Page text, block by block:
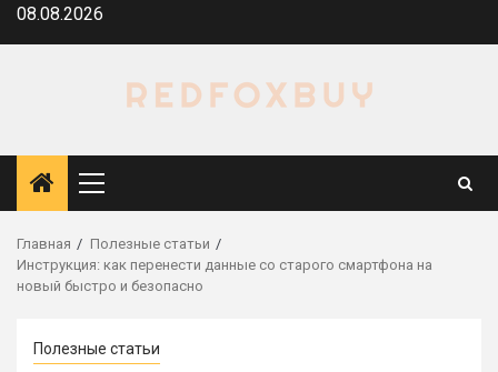
Перейти
08.08.2026
Основное
меню
Главная
Полезные статьи
Инструкция: как перенести данные со старого смартфона на
новый быстро и безопасно
Полезные статьи